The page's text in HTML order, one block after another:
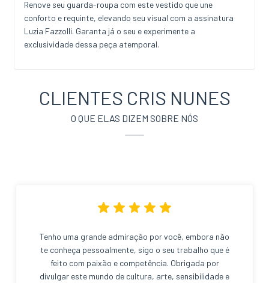
Renove seu guarda-roupa com este vestido que une
conforto e requinte, elevando seu visual com a assinatura
Luzia Fazzolli. Garanta já o seu e experimente a
exclusividade dessa peça atemporal.
CLIENTES CRIS NUNES
O QUE ELAS DIZEM SOBRE NÓS
Tenho uma grande admiração por você, embora não
te conheça pessoalmente, sigo o seu trabalho que é
feito com paixão e competência. Obrigada por
divulgar este mundo de cultura, arte, sensibilidade e